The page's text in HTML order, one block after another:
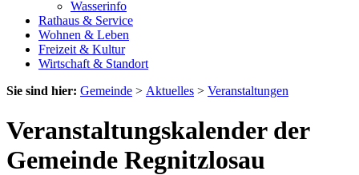
Wasserinfo
Rathaus & Service
Wohnen & Leben
Freizeit & Kultur
Wirtschaft & Standort
Sie sind hier: Gemeinde > Aktuelles > Veranstaltungen
Veranstaltungskalender der
Gemeinde Regnitzlosau